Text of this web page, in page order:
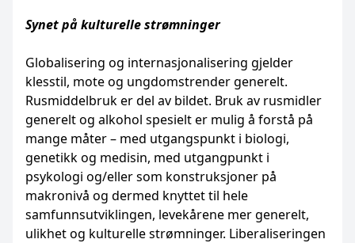
Synet på kulturelle strømninger
Globalisering og internasjonalisering gjelder
klesstil, mote og ungdomstrender generelt.
Rusmiddelbruk er del av bildet. Bruk av rusmidler
generelt og alkohol spesielt er mulig å forstå på
mange måter – med utgangspunkt i biologi,
genetikk og medisin, med utgangpunkt i
psykologi og/eller som konstruksjoner på
makronivå og dermed knyttet til hele
samfunnsutviklingen, levekårene mer generelt,
ulikhet og kulturelle strømninger. Liberaliseringen